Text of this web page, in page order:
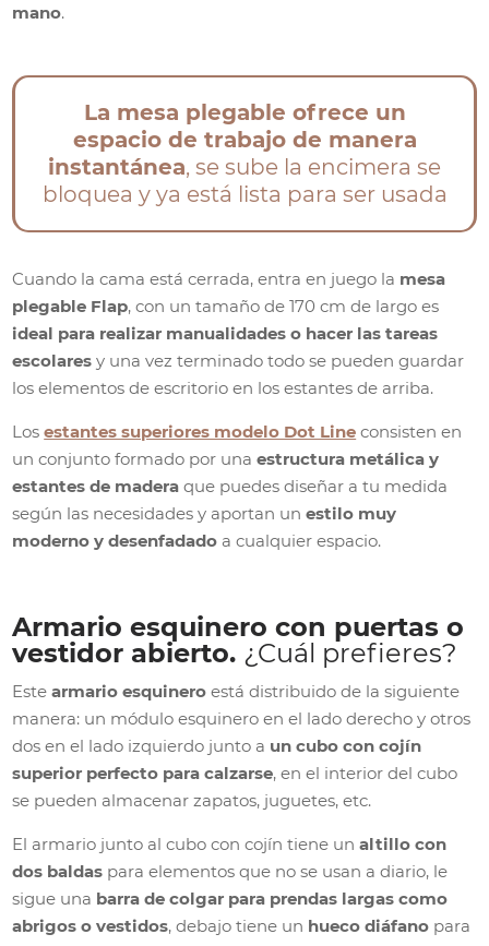
mano.
La mesa plegable ofrece un
espacio de trabajo de manera
instantánea, se sube la encimera se
bloquea y ya está lista para ser usada
Cuando la cama está cerrada, entra en juego la mesa
plegable Flap, con un tamaño de 170 cm de largo es
ideal para realizar manualidades o hacer las tareas
escolares y una vez terminado todo se pueden guardar
los elementos de escritorio en los estantes de arriba.
Losestantes superiores modelo Dot Line consisten en
un conjunto formado por unaestructura metálica y
estantes de madera que puedes diseñar a tu medida
según las necesidades y aportan unestilo muy
moderno y desenfadado a cualquier espacio.
Armario esquinero con puertas o
vestidor abierto. ¿Cuál prefieres?
Estearmario esquinero está distribuido de la siguiente
manera: un módulo esquinero en el lado derecho y otros
dos en el lado izquierdo junto a un cubo con cojín
superior perfecto para calzarse, en el interior del cubo
se pueden almacenar zapatos, juguetes, etc.
El armario junto al cubo con cojín tiene unaltillo con
dos baldas para elementos que no se usan a diario, le
sigue una barra de colgar para prendas largas como
abrigos o vestidos, debajo tiene un hueco diáfano para